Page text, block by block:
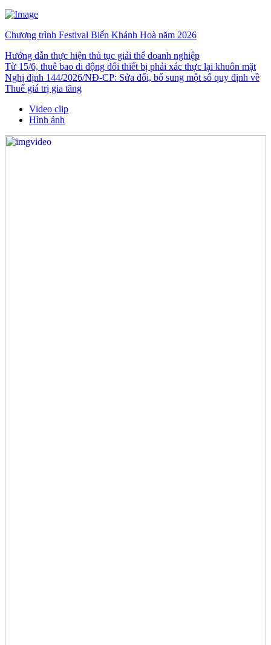
Chương trình Festival Biển Khánh Hoà năm 2026
Hướng dẫn thực hiện thủ tục giải thể doanh nghiệp
Từ 15/6, thuê bao di động đổi thiết bị phải xác thực lại khuôn mặt
Nghị định 144/2026/NĐ-CP: Sửa đổi, bổ sung một số quy định về
Thuế giá trị gia tăng
Video clip
Hình ảnh